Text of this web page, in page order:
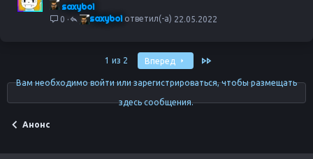
saxyboi
0 22.05.2022
saxyboi
1 из 2 Вперед Последняя
Вам необходимо войти или зарегистрироваться, чтобы размещать
здесь сообщения.
Анонс